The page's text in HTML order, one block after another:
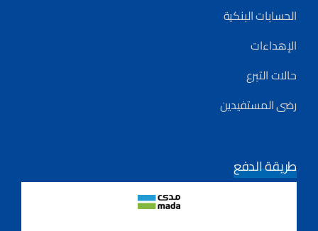
الحسابات البنكية
الإهداءات
حالات التبرع
رضى المستفيدين
طريقة الدفع